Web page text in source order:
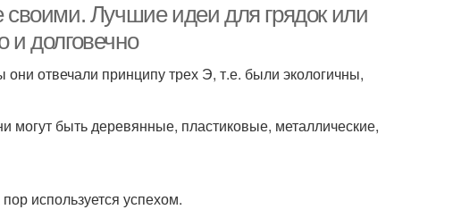
своими. Лучшие идеи для грядок или
и долговечно
отвечали принципу трех Э, т.е. были экологичны,
могут быть деревянные, пластиковые, металлические,
используется успехом.